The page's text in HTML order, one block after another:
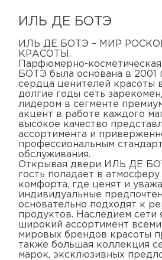
ИЛЬ ДЕ БОТЭ
ИЛЬ ДЕ БОТЭ – МИР
КРАСОТЫ.
Парфюмерно-
БОТЭ была основана в 2001
сердца ценителей красоты
долгие годы сеть
лидером в сегменте
акцент в работе каждого
высокое качество
ассортимента и
профессиональным
обслуживания.
Открывая двери ИЛЬ ДЕ
гость попадает в
комфорта, где ценят и
индивидуальные
основательно подходят к
продуктов. Наследием сети
широкий ассортимент
мировых брендов красоты
также большая коллекция
марок, эксклюзивных